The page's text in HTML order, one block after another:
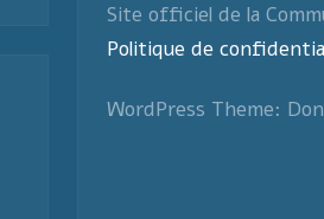
Site officiel de la
Politique de
WordPress Theme: